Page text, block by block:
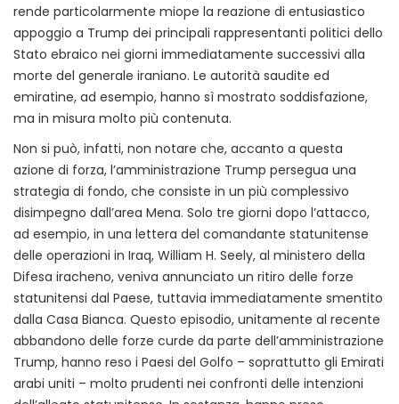
rende particolarmente miope la reazione di entusiastico
appoggio a Trump dei principali rappresentanti politici dello
Stato ebraico nei giorni immediatamente successivi alla
morte del generale iraniano. Le autorità saudite ed
emiratine, ad esempio, hanno sì mostrato soddisfazione,
ma in misura molto più contenuta.
Non si può, infatti, non notare che, accanto a questa
azione di forza, l’amministrazione Trump persegua una
strategia di fondo, che consiste in un più complessivo
disimpegno dall’area Mena. Solo tre giorni dopo l’attacco,
ad esempio, in una lettera del comandante statunitense
delle operazioni in Iraq, William H. Seely, al ministero della
Difesa iracheno, veniva annunciato un ritiro delle forze
statunitensi dal Paese, tuttavia immediatamente smentito
dalla Casa Bianca. Questo episodio, unitamente al recente
abbandono delle forze curde da parte dell’amministrazione
Trump, hanno reso i Paesi del Golfo – soprattutto gli Emirati
arabi uniti – molto prudenti nei confronti delle intenzioni